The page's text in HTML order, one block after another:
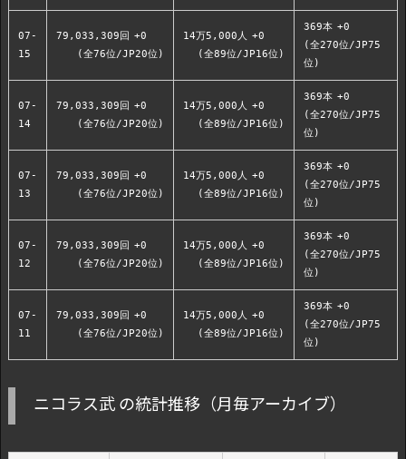
07-
15
79,033,309回 +0
(全76位/JP20位)
14万5,000人 +0
(全89位/JP16位)
369本 +0
(全270位/JP75
位)
07-
14
79,033,309回 +0
(全76位/JP20位)
14万5,000人 +0
(全89位/JP16位)
369本 +0
(全270位/JP75
位)
07-
13
79,033,309回 +0
(全76位/JP20位)
14万5,000人 +0
(全89位/JP16位)
369本 +0
(全270位/JP75
位)
07-
12
79,033,309回 +0
(全76位/JP20位)
14万5,000人 +0
(全89位/JP16位)
369本 +0
(全270位/JP75
位)
07-
11
79,033,309回 +0
(全76位/JP20位)
14万5,000人 +0
(全89位/JP16位)
369本 +0
(全270位/JP75
位)
ニコラス武 の統計推移（月毎アーカイブ）